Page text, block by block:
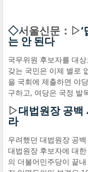
◇서울신문：▷
는 안 된다
국무위원 후보자를 대
갖는 국민은 이제 별로
을 국회에 제출하면 야
구하고, 여당은 국정 발
▷대법원장 공백
라
우려했던 대법원장 공
대법원장 후보자에 대
의 더불어민주당이 끝